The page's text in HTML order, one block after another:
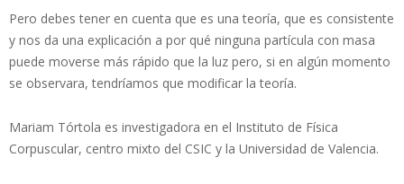
Pero debes tener en cuenta que es una teoría, que es consistente
y nos da una explicación a por qué ninguna partícula con masa
puede moverse más rápido que la luz pero, si en algún momento
se observara, tendríamos que modificar la teoría.
Mariam Tórtola es investigadora en el Instituto de Física
Corpuscular, centro mixto del CSIC y la Universidad de Valencia.